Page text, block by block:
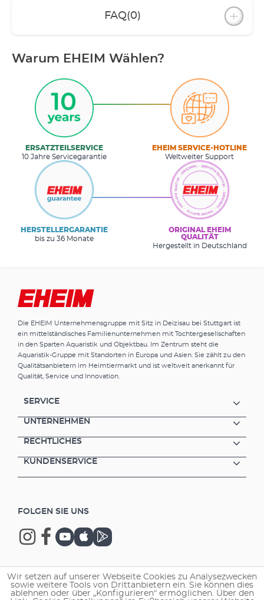
FAQ(0)
Warum EHEIM Wählen?
ERSATZTEILSERVICE
10 Jahre Servicegarantie
EHEIM SERVICE-HOTLINE
Weltweiter Support
HERSTELLERGARANTIE
bis zu 36 Monate
ORIGINAL EHEIM
QUALITÄT
Hergestellt in Deutschland
Die EHEIM Unternehmensgruppe mit Sitz in Deizisau bei Stuttgart ist
ein mittelständisches Familienunternehmen mit Tochtergesellschaften
in den Sparten Aquaristik und Objektbau. Im Zentrum steht die
Aquaristik-Gruppe mit Standorten in Europa und Asien. Sie zählt zu den
Qualitätsanbietern im Heimtiermarkt und ist weltweit anerkannt für
Qualität, Service und Innovation.
SERVICE
UNTERNEHMEN
RECHTLICHES
KUNDENSERVICE
FOLGEN SIE UNS
Copyright © 2026 EHEIM GmbH & Co. KG.
Wir setzen auf unserer Webseite Cookies zu Analysezwecken
sowie weitere Tools von Drittanbietern ein. Sie können dies
ablehnen oder über „Konfigurieren“ ermöglichen. Über den